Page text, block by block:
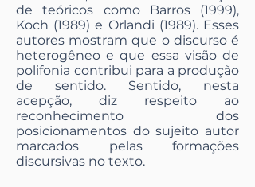
de teóricos como Barros (1999),
Koch (1989) e Orlandi (1989). Esses
autores mostram que o discurso é
heterogêneo e que essa visão de
polifonia contribui para a produção
de sentido. Sentido, nesta
acepção, diz respeito ao
reconhecimento dos
posicionamentos do sujeito autor
marcados pelas formações
discursivas no texto.